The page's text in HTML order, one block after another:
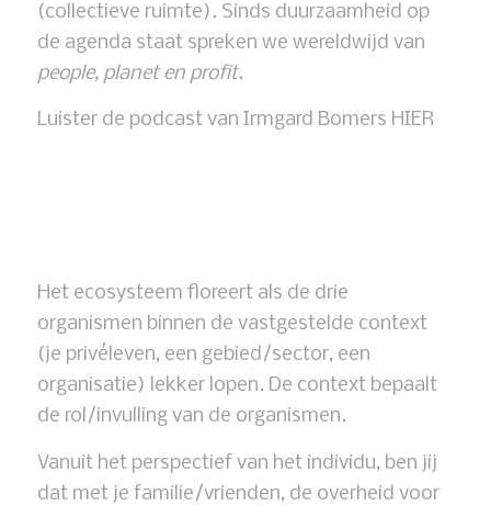
(collectieve ruimte). Sinds duurzaamheid op
de agenda staat spreken we wereldwijd van
people, planet en profit.
Luister de podcast van Irmgard Bomers HIER
Het ecosysteem floreert als de drie
organismen binnen de vastgestelde context
(je privéleven, een gebied/sector, een
organisatie) lekker lopen. De context bepaalt
de rol/invulling van de organismen.
Vanuit het perspectief van het individu, ben jij
dat met je familie/vrienden, de overheid voor